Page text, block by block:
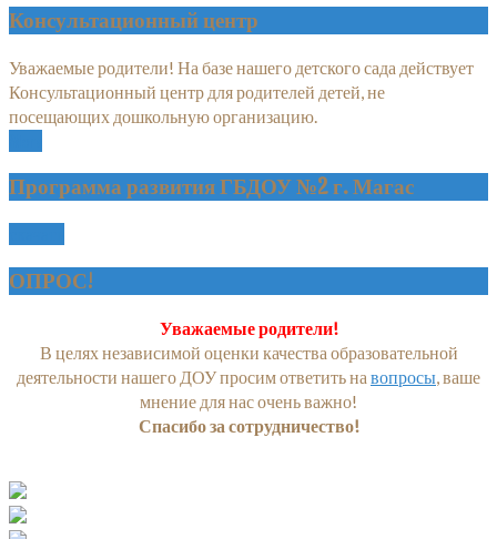
Консультационный центр
Уважаемые родители! На базе нашего детского сада действует
Консультационный центр для родителей детей, не
посещающих дошкольную организацию.
Программа развития ГБДОУ №2 г. Магас
ОПРОС!
Уважаемые родители!
В целях независимой оценки качества образовательной
деятельности нашего ДОУ просим ответить на вопросы , ваше
мнение для нас очень важно!
Спасибо за сотрудничество!